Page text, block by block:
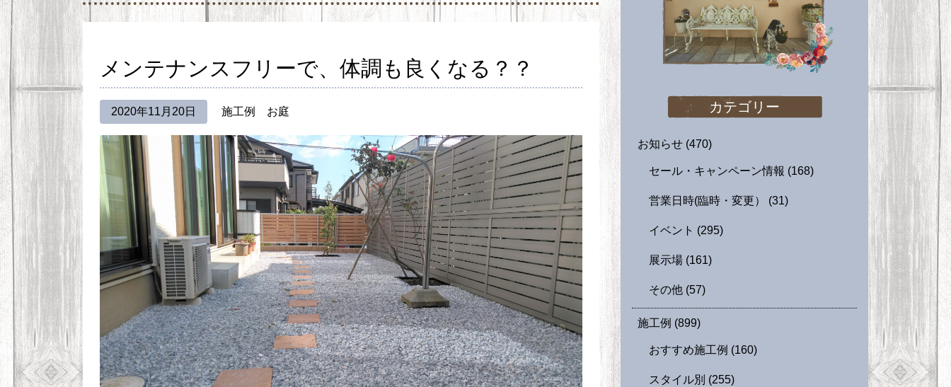
メンテナンスフリーで、体調も良くなる？？
2020年11月20日 施工例 お庭 カテゴリー
お知らせ (470)
セール・キャンペーン情報 (168)
営業日時(臨時・変更） (31)
イベント (295)
展示場 (161)
その他 (57)
施工例 (899)
おすすめ施工例 (160)
スタイル別 (255)